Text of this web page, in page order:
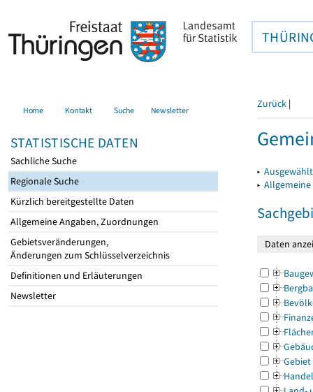
Home Kontakt Suche Newsletter
STATISTISCHE DATEN
Sachliche Suche
Regionale Suche
Kürzlich bereitgestellte Daten
Allgemeine Angaben, Zuordnungen
Gebietsveränderungen,
Änderungen zum Schlüsselverzeichnis
Definitionen und Erläuterungen
Newsletter
Zurück |
▸
▸
Gebiet